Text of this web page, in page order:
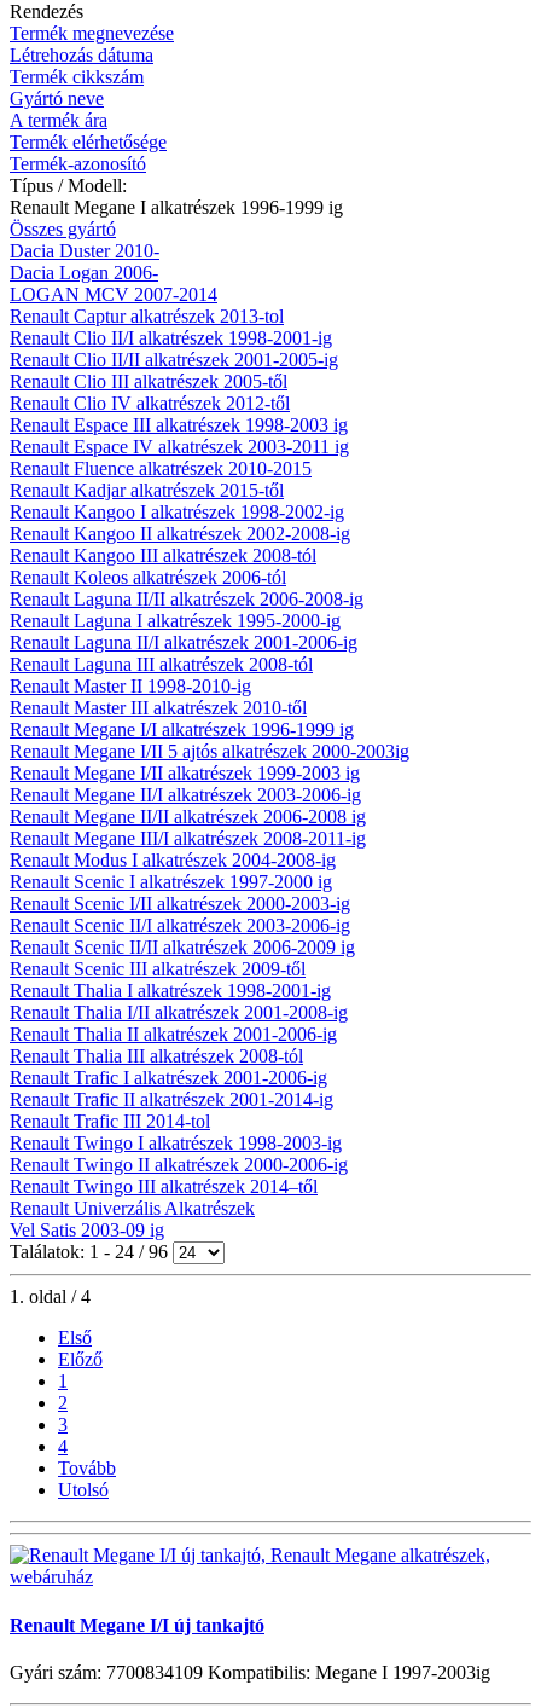
Rendezés
Termék megnevezése
Létrehozás dátuma
Termék cikkszám
Gyártó neve
A termék ára
Termék elérhetősége
Termék-azonosító
Típus / Modell:
Renault Megane I alkatrészek 1996-1999 ig
Összes gyártó
Dacia Duster 2010-
Dacia Logan 2006-
LOGAN MCV 2007-2014
Renault Captur alkatrészek 2013-tol
Renault Clio II/I alkatrészek 1998-2001-ig
Renault Clio II/II alkatrészek 2001-2005-ig
Renault Clio III alkatrészek 2005-től
Renault Clio IV alkatrészek 2012-től
Renault Espace III alkatrészek 1998-2003 ig
Renault Espace IV alkatrészek 2003-2011 ig
Renault Fluence alkatrészek 2010-2015
Renault Kadjar alkatrészek 2015-től
Renault Kangoo I alkatrészek 1998-2002-ig
Renault Kangoo II alkatrészek 2002-2008-ig
Renault Kangoo III alkatrészek 2008-tól
Renault Koleos alkatrészek 2006-tól
Renault Laguna II/II alkatrészek 2006-2008-ig
Renault Laguna I alkatrészek 1995-2000-ig
Renault Laguna II/I alkatrészek 2001-2006-ig
Renault Laguna III alkatrészek 2008-tól
Renault Master II 1998-2010-ig
Renault Master III alkatrészek 2010-től
Renault Megane I/I alkatrészek 1996-1999 ig
Renault Megane I/II 5 ajtós alkatrészek 2000-2003ig
Renault Megane I/II alkatrészek 1999-2003 ig
Renault Megane II/I alkatrészek 2003-2006-ig
Renault Megane II/II alkatrészek 2006-2008 ig
Renault Megane III/I alkatrészek 2008-2011-ig
Renault Modus I alkatrészek 2004-2008-ig
Renault Scenic I alkatrészek 1997-2000 ig
Renault Scenic I/II alkatrészek 2000-2003-ig
Renault Scenic II/I alkatrészek 2003-2006-ig
Renault Scenic II/II alkatrészek 2006-2009 ig
Renault Scenic III alkatrészek 2009-től
Renault Thalia I alkatrészek 1998-2001-ig
Renault Thalia I/II alkatrészek 2001-2008-ig
Renault Thalia II alkatrészek 2001-2006-ig
Renault Thalia III alkatrészek 2008-tól
Renault Trafic I alkatrészek 2001-2006-ig
Renault Trafic II alkatrészek 2001-2014-ig
Renault Trafic III 2014-tol
Renault Twingo I alkatrészek 1998-2003-ig
Renault Twingo II alkatrészek 2000-2006-ig
Renault Twingo III alkatrészek 2014–től
Renault Univerzális Alkatrészek
Vel Satis 2003-09 ig
Találatok: 1 - 24 / 96
1. oldal / 4
Első
Előző
1
2
3
4
Tovább
Utolsó
Renault Megane I/I új tankajtó
Gyári szám: 7700834109 Kompatibilis: Megane I 1997-2003ig